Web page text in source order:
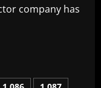
company has